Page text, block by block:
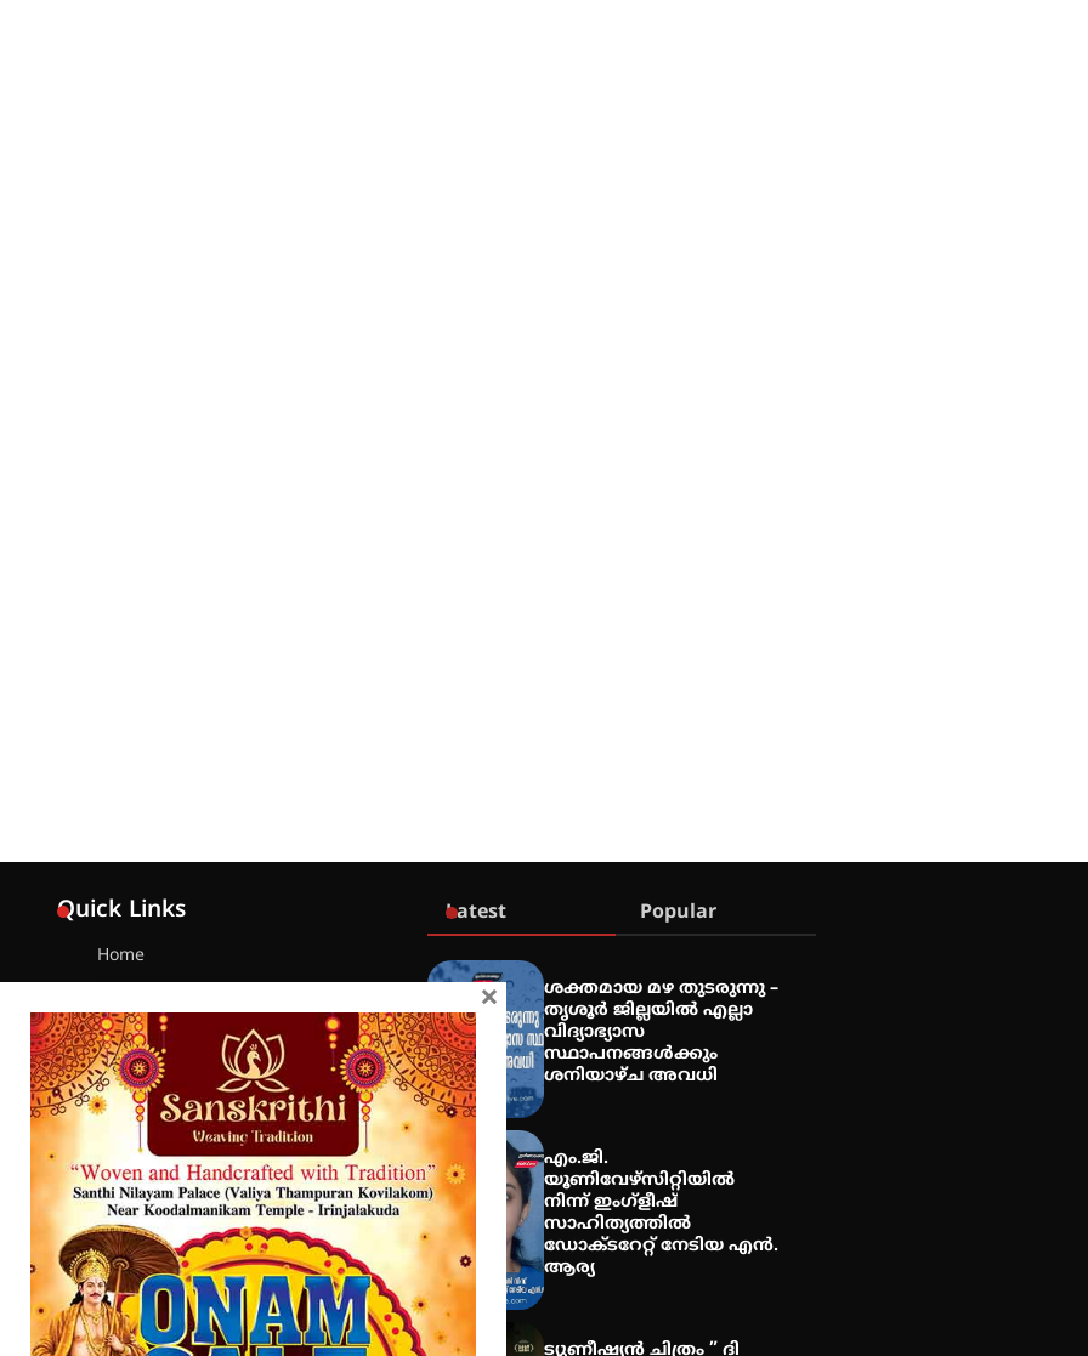
Quick Links
Home
Exclusive
Sanchari
Contact
Crime
Latest Popular
ശക്തമായ മഴ തുടരുന്നു –
തൃശൂർ ജില്ലയിൽ എല്ലാ
വിദ്യാഭ്യാസ
സ്ഥാപനങ്ങൾക്കും
ശനിയാഴ്ച അവധി
എം.ജി.
യൂണിവേഴ്‌സിറ്റിയിൽ
നിന്ന് ഇംഗ്ളീഷ്
സാഹിത്യത്തിൽ
ഡോക്ടറേറ്റ് നേടിയ എൻ.
ആര്യ
ട്യുണീഷ്യൻ ചിത്രം ” ദി
×